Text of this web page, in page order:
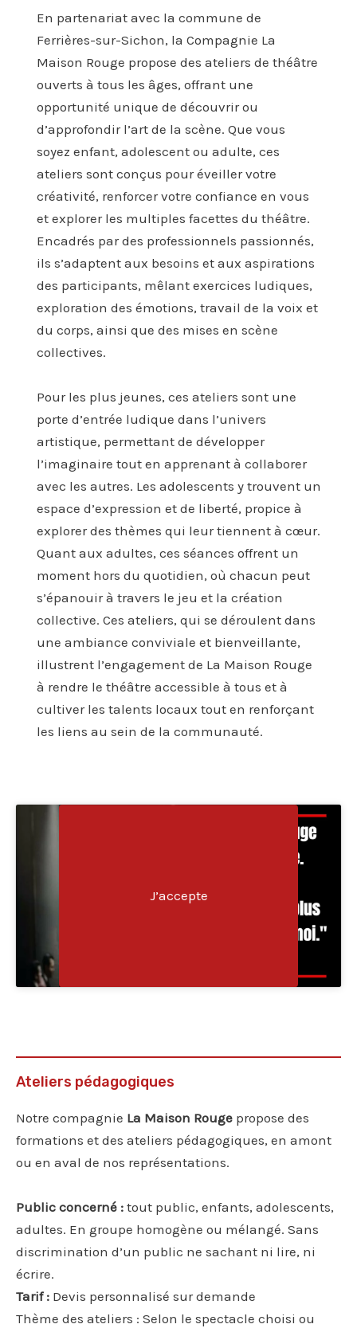
En partenariat avec la commune de
Ferrières-sur-Sichon, la Compagnie La
Maison Rouge propose des ateliers de théâtre
ouverts à tous les âges, offrant une
opportunité unique de découvrir ou
d’approfondir l’art de la scène. Que vous
soyez enfant, adolescent ou adulte, ces
ateliers sont conçus pour éveiller votre
créativité, renforcer votre confiance en vous
et explorer les multiples facettes du théâtre.
Encadrés par des professionnels passionnés,
ils s’adaptent aux besoins et aux aspirations
des participants, mêlant exercices ludiques,
exploration des émotions, travail de la voix et
du corps, ainsi que des mises en scène
collectives.
Pour les plus jeunes, ces ateliers sont une
porte d’entrée ludique dans l’univers
artistique, permettant de développer
l’imaginaire tout en apprenant à collaborer
avec les autres. Les adolescents y trouvent un
espace d’expression et de liberté, propice à
explorer des thèmes qui leur tiennent à cœur.
Quant aux adultes, ces séances offrent un
moment hors du quotidien, où chacun peut
s’épanouir à travers le jeu et la création
collective. Ces ateliers, qui se déroulent dans
une ambiance conviviale et bienveillante,
illustrent l’engagement de La Maison Rouge
à rendre le théâtre accessible à tous et à
cultiver les talents locaux tout en renforçant
les liens au sein de la communauté.
J’accepte
Ateliers pédagogiques
Notre compagnie La Maison Rouge propose des
formations et des ateliers pédagogiques, en amont
ou en aval de nos représentations.
Public concerné : tout public, enfants, adolescents,
adultes. En groupe homogène ou mélangé. Sans
discrimination d’un public ne sachant ni lire, ni
écrire.
Tarif : Devis personnalisé sur demande
Thème des ateliers : Selon le spectacle choisi ou